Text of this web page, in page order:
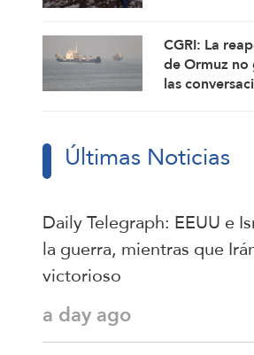
CGRI: La
de Ormuz
las
Últimas Noticias
Daily Telegraph: EEUU e
la guerra, mientras que
victorioso
a day ago